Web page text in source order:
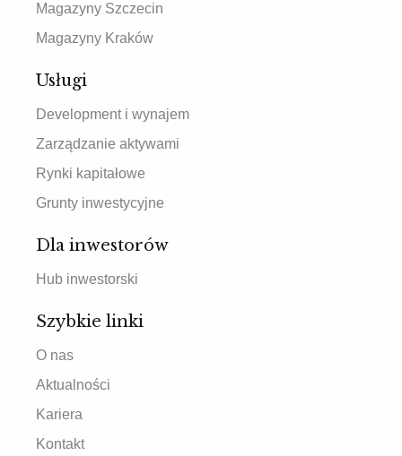
Magazyny Szczecin
Magazyny Kraków
Usługi
Development i wynajem
Zarządzanie aktywami
Rynki kapitałowe
Grunty inwestycyjne
Dla inwestorów
Hub inwestorski
Szybkie linki
O nas
Aktualności
Kariera
Kontakt